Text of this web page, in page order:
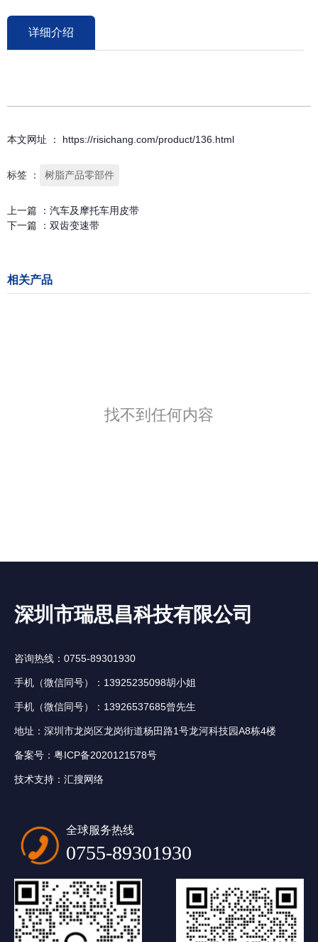
详细介绍
本文网址 ： https://risichang.com/product/136.html
标签 ： 树脂产品零部件
上一篇 ： 汽车及摩托车用皮带
下一篇 ： 双齿变速带
相关产品
找不到任何内容
深圳市瑞思昌科技有限公司
咨询热线：0755-89301930
手机（微信同号）：13925235098胡小姐
手机（微信同号）：13926537685曾先生
地址：深圳市龙岗区龙岗街道杨田路1号龙河科技园A8栋4楼
备案号： 粤ICP备2020121578号
技术支持： 汇搜网络
全球服务热线
0755-89301930